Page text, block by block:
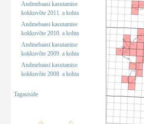
Andmebaasi kasutamise
kokkuvõte 2011. a kohta
Andmebaasi kasutamise
kokkuvõte 2010. a kohta
Andmebaasi kasutamise
kokkuvõte 2009. a kohta
Andmebaasi kasutamise
kokkuvõte 2008. a kohta
Tagasiside